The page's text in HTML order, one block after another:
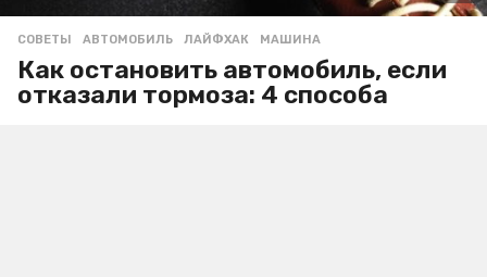
СОВЕТЫ АВТОМОБИЛЬ ,ЛАЙФХАК ,МАШИНА
Как остановить автомобиль, если
отказали тормоза: 4 способа